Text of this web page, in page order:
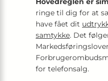
ringe til dig for at
have fået dit
samtykke. Det
for telefonsalg.